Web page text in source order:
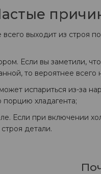
выходит из строя
Если вы заметили,
то вероятнее
испариться из-за
порцию хладагента;
Если при включении
детали.